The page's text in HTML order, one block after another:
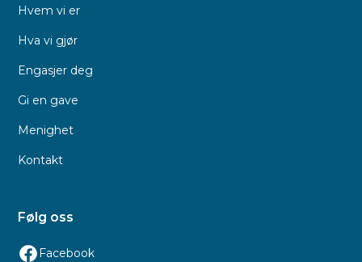
Hvem vi er
Hva vi gjør
Engasjer deg
Gi en gave
Menighet
Kontakt
Følg oss
Facebook